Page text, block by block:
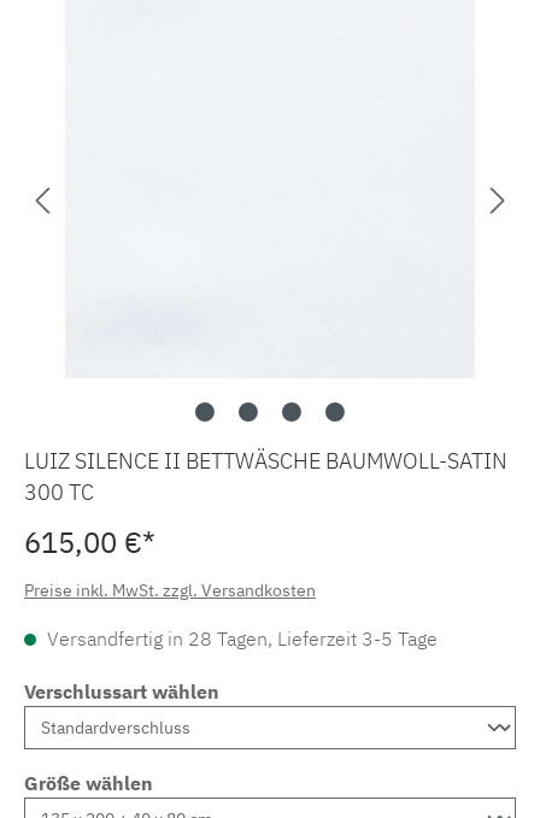
LUIZ SILENCE II BETTWÄSCHE BAUMWOLL-SATIN
300 TC
615,00 €*
Preise inkl. MwSt. zzgl. Versandkosten
Versandfertig in 28 Tagen, Lieferzeit 3-5 Tage
Verschlussart wählen
Größe wählen